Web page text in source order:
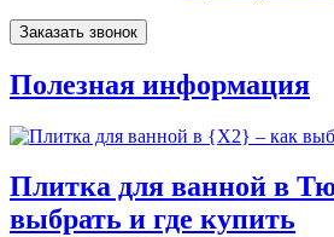
Полезная информация
Плитка для ванной в
выбрать и где купить